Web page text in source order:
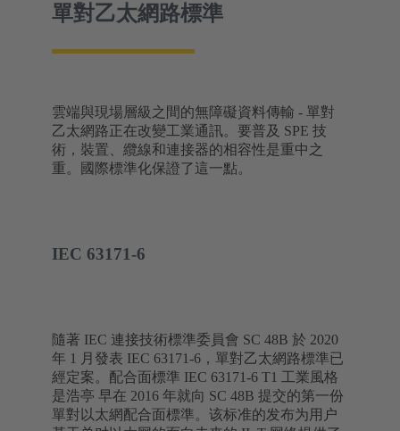
單對乙太網路標準
雲端與現場層級之間的無障礙資料傳輸 - 單對
乙太網路正在改變工業通訊。要普及 SPE 技
術，裝置、纜線和連接器的相容性是重中之
重。國際標準化保證了這一點。
IEC 63171-6
隨著 IEC 連接技術標準委員會 SC 48B 於 2020
年 1 月發表 IEC 63171-6，單對乙太網路標準已
經定案。配合面標準 IEC 63171-6 T1 工業風格
是浩亭 早在 2016 年就向 SC 48B 提交的第一份
單對以太網配合面標準。该标准的发布为用户